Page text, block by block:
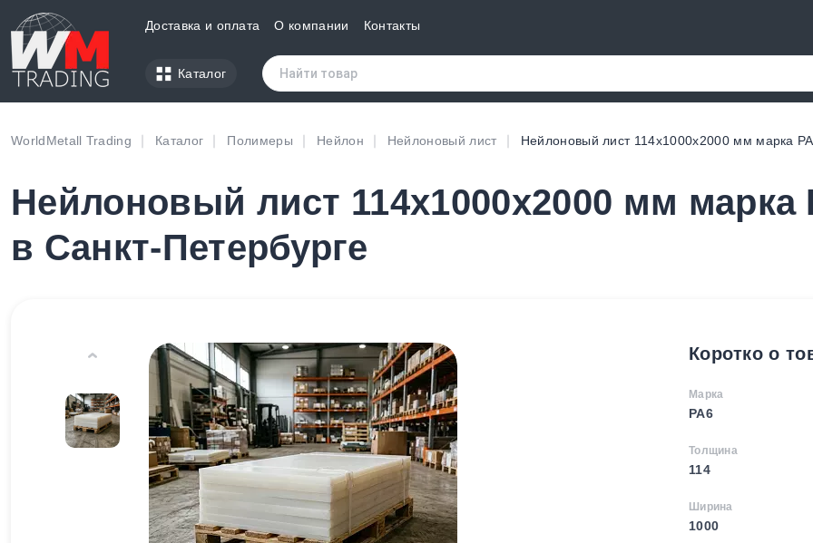
Доставка и оплата О компании Контакты
Каталог
WorldMetall Trading Каталог Полимеры Нейлон Нейлоновый лист Нейлоновый лист 114х1000х2000 мм марка
Нейлоновый лист 114х1000х2000 мм марка
в Санкт-Петербурге
Коротко о
Марка
PA6
Толщина
114
Ширина
1000